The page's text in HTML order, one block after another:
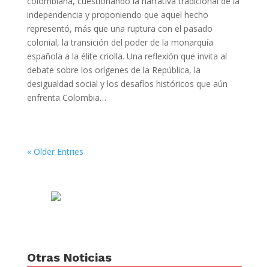
independencia y proponiendo que aquel hecho
representó, más que una ruptura con el pasado
colonial, la transición del poder de la monarquía
española a la élite criolla. Una reflexión que invita al
debate sobre los orígenes de la República, la
desigualdad social y los desafíos históricos que aún
enfrenta Colombia…
« Older Entries
Otras Noticias